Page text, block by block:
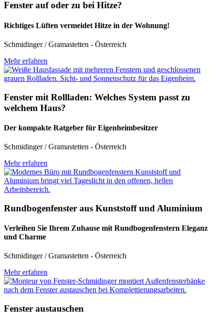
Fenster auf oder zu bei Hitze?
Richtiges Lüften vermeidet Hitze in der Wohnung!
Schmidinger / Gramastetten - Österreich
Mehr erfahren
Fenster mit Rollladen: Welches System passt zu
welchem Haus?
Der kompakte Ratgeber für Eigenheimbesitzer
Schmidinger / Gramastetten - Österreich
Mehr erfahren
Rundbogenfenster aus Kunststoff und Aluminium
Verleihen Sie Ihrem Zuhause mit Rundbogenfenstern Eleganz
und Charme
Schmidinger / Gramastetten - Österreich
Mehr erfahren
Fenster austauschen